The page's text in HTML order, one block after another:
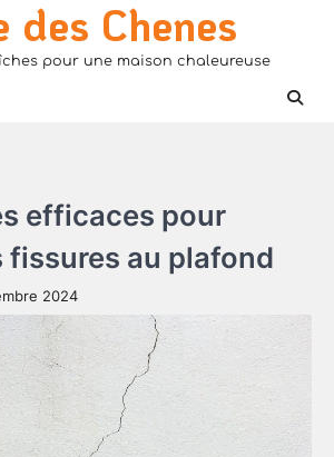
des Chenes
pour une maison chaleureuse
efficaces pour
fissures au plafond
2024